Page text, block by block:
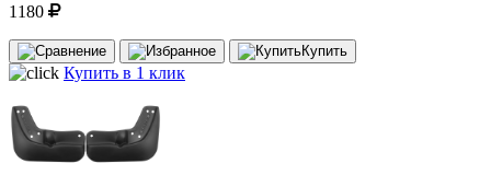
1180
Купить
Купить в 1 клик